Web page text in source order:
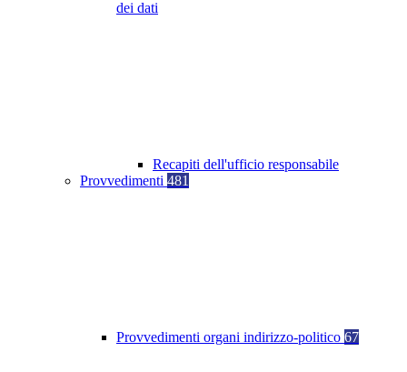
dei dati
Recapiti dell'ufficio responsabile
Provvedimenti 481
Provvedimenti organi indirizzo-politico 67